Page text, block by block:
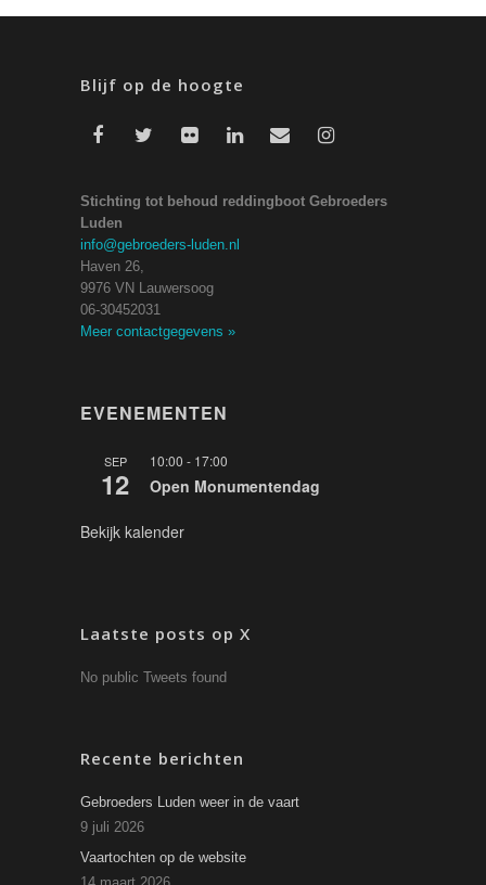
Blijf op de hoogte
Stichting tot behoud reddingboot Gebroeders
Luden
info@gebroeders-luden.nl
Haven 26,
9976 VN Lauwersoog
06-30452031
Meer contactgegevens »
EVENEMENTEN
SEP
12
10:00 - 17:00
Open Monumentendag
Bekijk kalender
Laatste posts op X
No public Tweets found
Recente berichten
Gebroeders Luden weer in de vaart
9 juli 2026
Vaartochten op de website